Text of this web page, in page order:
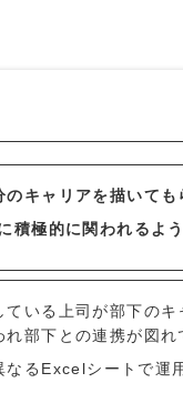
のキャリアを描いて
積極的に関われるよ
いる上司が部下の
部下との連携が図れ
なるExcelシートで運